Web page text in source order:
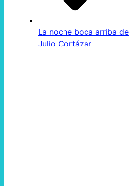
La noche boca arriba de
Julio Cortázar